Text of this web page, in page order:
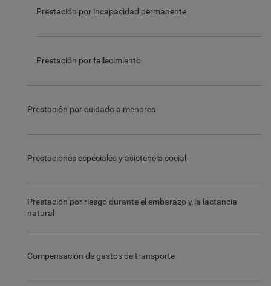
Prestación por incapacidad permanente
Prestación por fallecimiento
Prestación por cuidado a menores
Prestaciones especiales y asistencia social
Prestación por riesgo durante el embarazo y la lactancia
natural
Compensación de gastos de transporte